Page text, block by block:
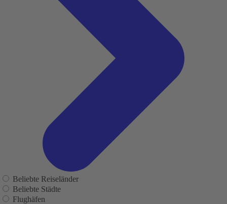
Beliebte Reiseländer
Beliebte Städte
Flughäfen